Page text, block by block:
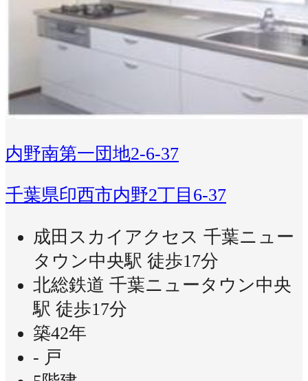
内野南第一団地2-6-37
千葉県印西市内野2丁目6-37
成田スカイアクセス 千葉ニュー
タウン中央駅 徒歩17分
北総鉄道 千葉ニュータウン中央
駅 徒歩17分
築42年
- 戸